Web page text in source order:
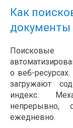
Как
документы
о веб-
загружают
индекс.
непрерывно,
ежедневно.